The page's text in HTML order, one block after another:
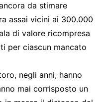
da stimare
assai vicini ai 300.000
di valore ricompresa
per ciascun mancato
negli anni, hanno
mai corrisposto un